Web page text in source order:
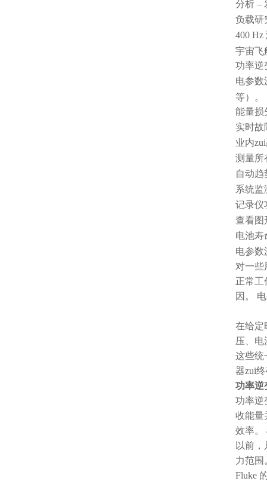
分析 –
负载研
400
宇宙飞
功率逆
电参数
等）。
能量损
实时故
业内
测量所
自动
系统监
记录仪
查看图
电池寿
电参数
对一些
正常工
因。
在给定
压、电
这些统
器zui
功率逆
功率逆
收能量
效率。
以前
力范围
Fluke